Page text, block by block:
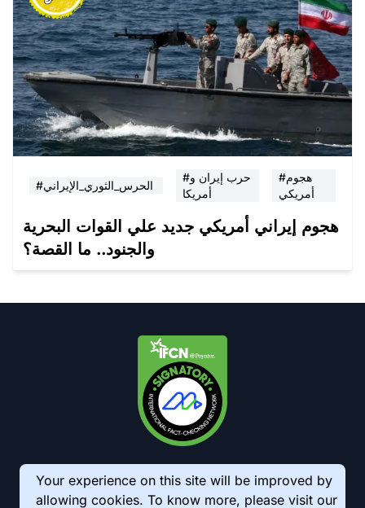
#حرب إيران و
أمريكا
#هجوم
أمريكي
هجوم إيراني أمريكي جديد علي القوات البحرية
والجنود.. ما القصة؟
Your experience on this site will be improved by
allowing cookies. To know more, please visit our